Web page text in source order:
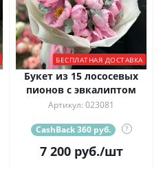
БЕСПЛАТНАЯ ДОСТАВКА
Букет из 15 лососевых
пионов с эвкалиптом
Артикул: 023081
CashBack 360 руб. ?
7 200руб./шт